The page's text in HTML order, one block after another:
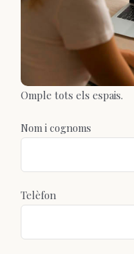
Omple tots els espais.
Nom i cognoms
Telèfon